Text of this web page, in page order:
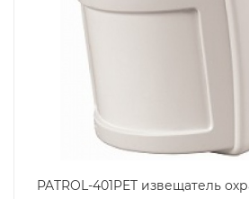
PATROL-401PET извещатель